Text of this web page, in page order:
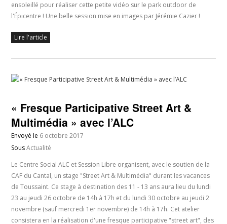
ensoleillé pour réaliser cette petite vidéo sur le park outdoor de
l'Épicentre ! Une belle session mise en images par Jérémie Cazier !
Lire l'article
« Fresque Participative Street Art &
Multimédia » avec l’ALC
Envoyé le 6 octobre 2017
SousActualité
Le Centre Social ALC et Session Libre organisent, avec le soutien de la
CAF du Cantal, un stage "Street Art & Multimédia" durant les vacances
de Toussaint. Ce stage à destination des 11 - 13 ans aura lieu du lundi
23 au jeudi 26 octobre de 14h à 17h et du lundi 30 octobre au jeudi 2
novembre (sauf mercredi 1er novembre) de 14h à 17h. Cet atelier
consistera en la réalisation d'une fresque participative "street art", des